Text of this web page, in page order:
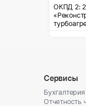
ОКПД 2:
Сервисы
Отчетность